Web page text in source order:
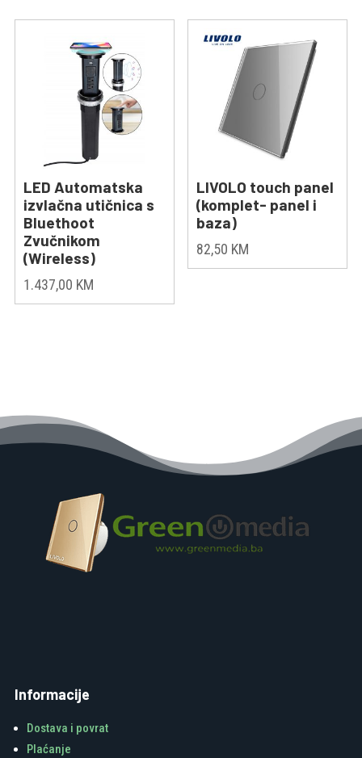
LED Automatska
izvlačna utičnica s
Bluethoot
Zvučnikom
(Wireless)
1.437,00 KM
LIVOLO touch panel
(komplet- panel i
baza)
82,50 KM
Informacije
Dostava i povrat
Plaćanje